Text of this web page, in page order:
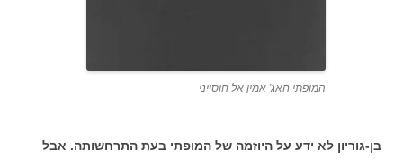
המופתי חאג' אמין אל חוסייני
בן-גוריון לא ידע על היוזמה של המופתי בעת התרחשותה. אבל